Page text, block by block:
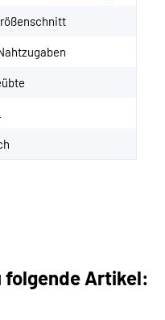
folgende Artikel: